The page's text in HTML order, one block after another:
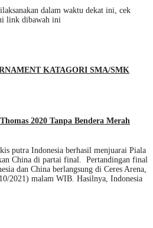
dalam waktu dekat ini, cek
link dibawah ini
KATAGORI SMA/SMK
2020 Tanpa Bendera Merah
putra Indonesia berhasil menjuarai Piala
China di partai final. Pertandingan final
dan China berlangsung di Ceres Arena,
2021) malam WIB. Hasilnya, Indonesia